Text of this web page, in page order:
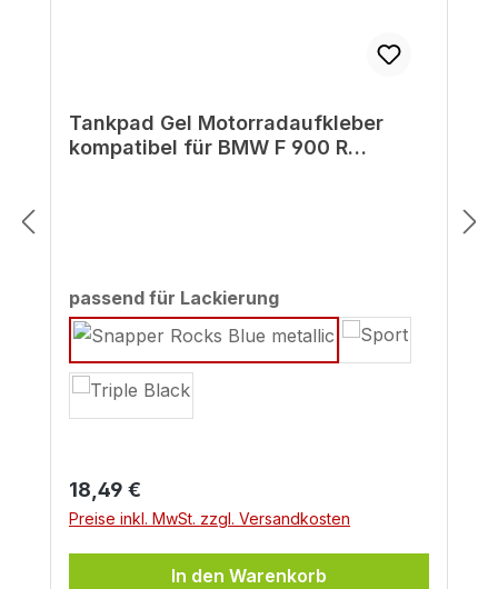
Tankpad Gel Motorradaufkleber
kompatibel für BMW F 900 R
passend für Lackierungauswählen
Regulärer Preis:
18,49 €
Preise inkl. MwSt. zzgl. Versandkosten
In den Warenkorb